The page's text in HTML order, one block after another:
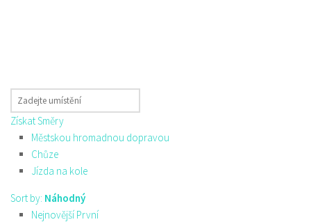
Získat Směry
Městskou hromadnou dopravou
Chůze
Jízda na kole
Sort by: Náhodný
Nejnovější První